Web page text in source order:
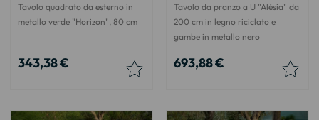
Tavolo quadrato da esterno in
metallo verde "Horizon", 80 cm
343,38 €
Tavolo da pranzo a U "Alésia" da
200 cm in legno riciclato e
gambe in metallo nero
693,88 €